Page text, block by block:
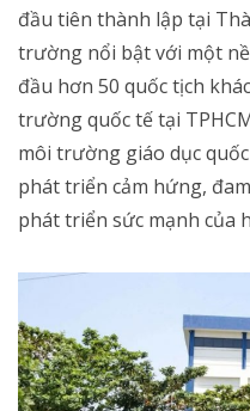
đầu tiên thành lập tại
trường nổi bật với một
đầu hơn 50 quốc tịch
trường quốc tế tại
môi trường giáo dục
phát triển cảm hứng,
phát triển sức mạnh của